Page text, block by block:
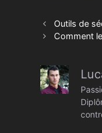
Outils de
Comment